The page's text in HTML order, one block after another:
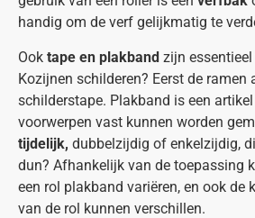
handig om de verf gelijkmatig te
Ook tape en plakband zijn
Kozijnen schilderen? Eerst de ramen
schilderstape. Plakband is een
voorwerpen vast kunnen worden
tijdelijk, dubbelzijdig of enkelzijdig,
dun? Afhankelijk van de toepassing
een rol plakband variëren, en ook de
van de rol kunnen verschillen.